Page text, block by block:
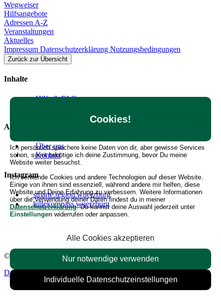
Wegweiser
Hilfsangebote
Adressen A-Z
Veranstaltungen
Aktuelles
Impressum Datenschutzerklärung Nutzungsbedingungen
Cookies!
Ich persönlich speichere keine Daten von dir, aber gewisse Services
schon, somit benötige ich deine Zustimmung, bevor Du meine
Website weiter besuchst.
Ich verwende Cookies und andere Technologien auf dieser Website.
Einige von ihnen sind essenziell, während andere mir helfen, diese
Website und Deine Erfahrung zu verbessern. Weitere Informationen
über die Verwendung deiner Daten findest du in meiner
Datenschutzerklärung. Du kannst deine Auswahl jederzeit unter
Einstellungen widerrufen oder anpassen.
Alle Cookies akzeptieren
Nur notwendige verwenden
Individuelle Datenschutzeinstellungen
Zurück zur Übersicht
Inhalte
Hilfe & FAQ
Allgemein
Über uns
Kontakt
Instagram
smarte.region.wuerzburg
hilfekompass.wuerzburg
© 2026 Hilfekompass Region Würzburg.Alle Rechte vorbehalten.
Datenschutzerklärung